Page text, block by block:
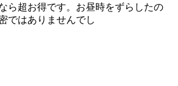
ら超お得です。お昼時をずらしたの
ではありませんでし